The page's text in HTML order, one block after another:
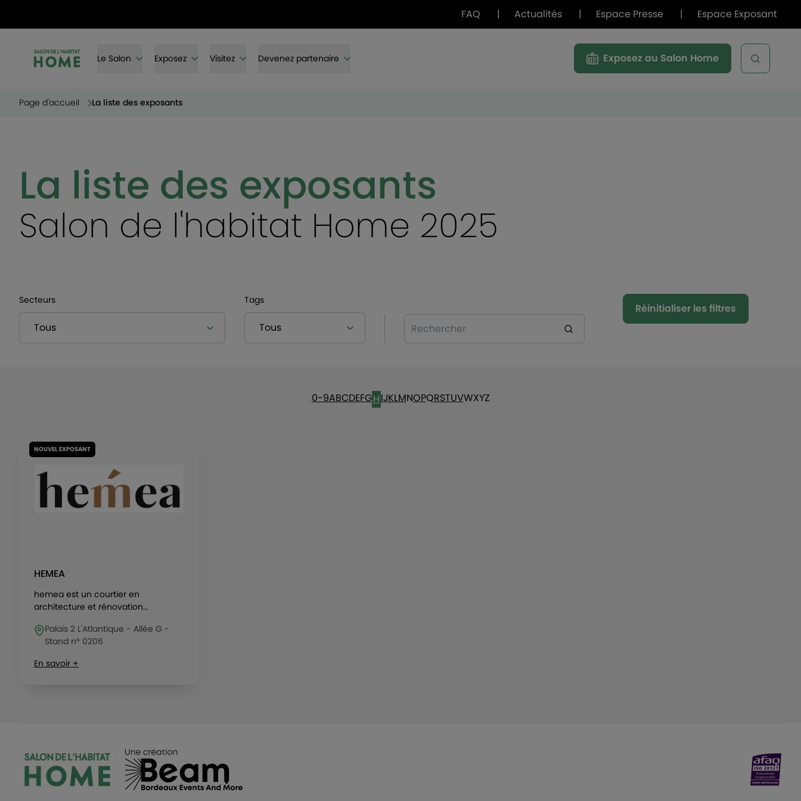
FAQ | Actualités | Espace Presse | Espace Exposant
Le Salon Exposez Visitez Devenez partenaire
Exposez au Salon Home
Open
Page d'accueil La liste des exposants
La liste des exposants
Salon de l'habitat Home 2025
Secteurs Tags
Rechercher
Réinitialiser les filtres
0-9ABCDEFGHIJKLMNOPQRSTUVWXYZ
NOUVEL EXPOSANT
HEMEA
hemea est un courtier en
architecture et rénovation...
Palais 2 L'Atlantique - Allée G -
Stand n° 0206
En savoir +